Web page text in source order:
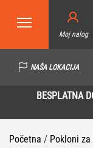
Moj nalog
NAŠA LOKACIJA
BESPLATNA
Početna / Pokloni za